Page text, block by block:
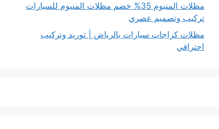
مظلات المنيوم 35% خصم مظلات المنيوم للسيارات
تركيب وتصميم عصري
مظلات كراجات سيارات بالرياض | توريد وتركيب
احترافي